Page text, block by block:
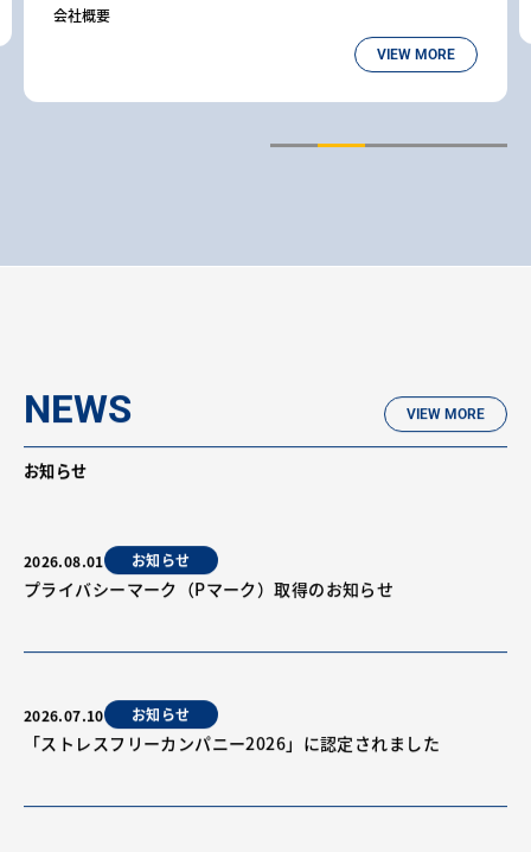
会社概要
VIEW MORE
NEWS VIEW MORE
お知らせ
2026.08.01 お知らせ
プライバシーマーク（Pマーク）取得のお知らせ
2026.07.10 お知らせ
「ストレスフリーカンパニー2026」に認定されました